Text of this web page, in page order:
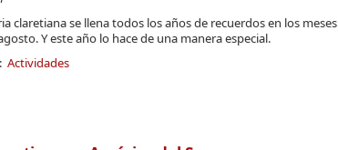
claretiana se llena todos los años de recuerdos en los meses
Y este año lo hace de una manera especial.
Actividades